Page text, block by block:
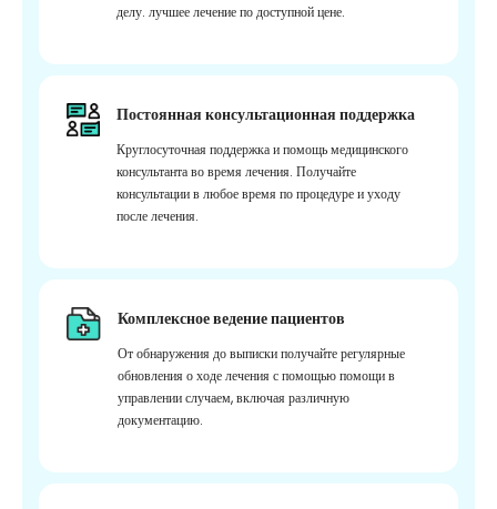
делу. лучшее лечение по доступной цене.
Постоянная консультационная поддержка
Круглосуточная поддержка и помощь медицинского
консультанта во время лечения. Получайте
консультации в любое время по процедуре и уходу
после лечения.
Комплексное ведение пациентов
От обнаружения до выписки получайте регулярные
обновления о ходе лечения с помощью помощи в
управлении случаем, включая различную
документацию.